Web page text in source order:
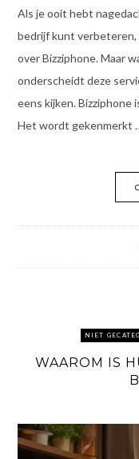
Als je ooit hebt
bedrijf kunt verbeteren,
over Bizziphone. Maar
onderscheidt deze
eens kijken. Bizziphone
Het wordt gekenmerkt
NIET
WAAROM IS